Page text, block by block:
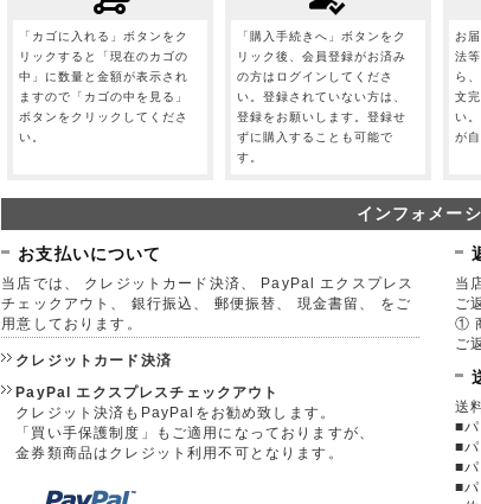
「カゴに入れる」ボタンをク
リックすると「現在のカゴの
中」に数量と金額が表示され
ますので「カゴの中を見る」
ボタンをクリックしてくださ
い。
「購入手続きへ」ボタンをク
リック後、会員登録がお済み
の方はログインしてくださ
い。登録されていない方は、
登録をお願いします。登録せ
ずに購入することも可能で
す。
お
法
ら
文
い
が
インフォメー
お支払いについて
当店では、 クレジットカード決済、 PayPal エクスプレス
チェックアウト、 銀行振込、 郵便振替、 現金書留、 をご
用意しております。
クレジットカード決済
PayPal エクスプレスチェックアウト
クレジット決済もPayPalをお勧め致します。
「買い手保護制度」もご適用になっておりますが、
金券類商品はクレジット利用不可となります。
当
ご
①
ご
送
■
■
■
■